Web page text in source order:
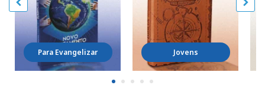
Para Evangelizar Jovens